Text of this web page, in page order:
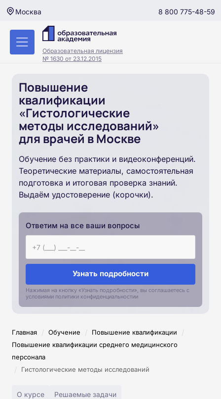
Москва 8 800 775-48-59
Образовательная лицензия
№ 1630 от 23.12.2015
Повышение
квалификации
«Гистологические
методы исследований»
для врачей в Москве
Обучение без практики и видеоконференций.
Теоретические материалы, самостоятельная
подготовка и итоговая проверка знаний.
Выдаём удостоверение (корочки).
Ответим на все ваши вопросы
Узнать подробности
Нажимая на кнопку «Узнать подробности», вы соглашаетесь с
условиями политики конфиденциальностии
Главная / Обучение / Повышение квалификации /
Повышение квалификации среднего медицинского
персонала
/ Гистологические методы исследований
О курсе Решаемые задачи